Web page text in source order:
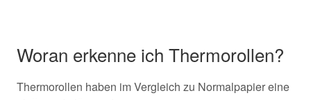
Woran erkenne ich Thermorollen?
Thermorollen haben im Vergleich zu Normalpapier eine